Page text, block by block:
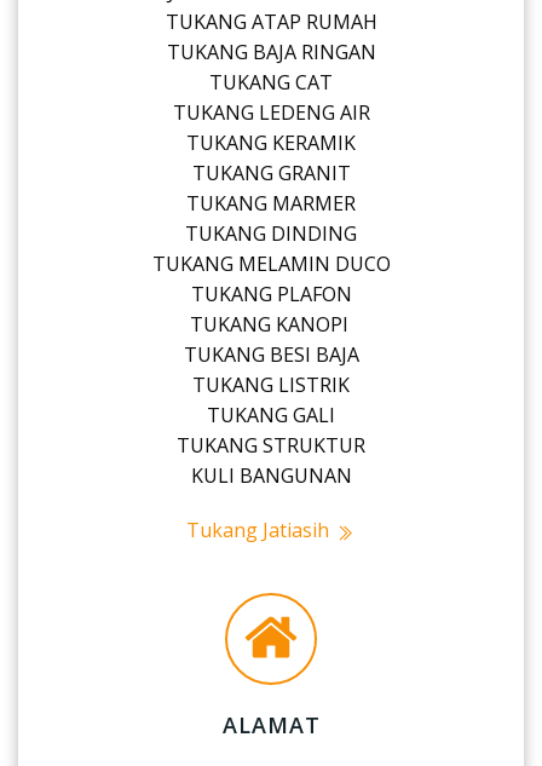
TUKANG ATAP RUMAH
TUKANG BAJA RINGAN
TUKANG CAT
TUKANG LEDENG AIR
TUKANG KERAMIK
TUKANG GRANIT
TUKANG MARMER
TUKANG DINDING
TUKANG MELAMIN DUCO
TUKANG PLAFON
TUKANG KANOPI
TUKANG BESI BAJA
TUKANG LISTRIK
TUKANG GALI
TUKANG STRUKTUR
KULI BANGUNAN
Tukang Jatiasih
ALAMAT